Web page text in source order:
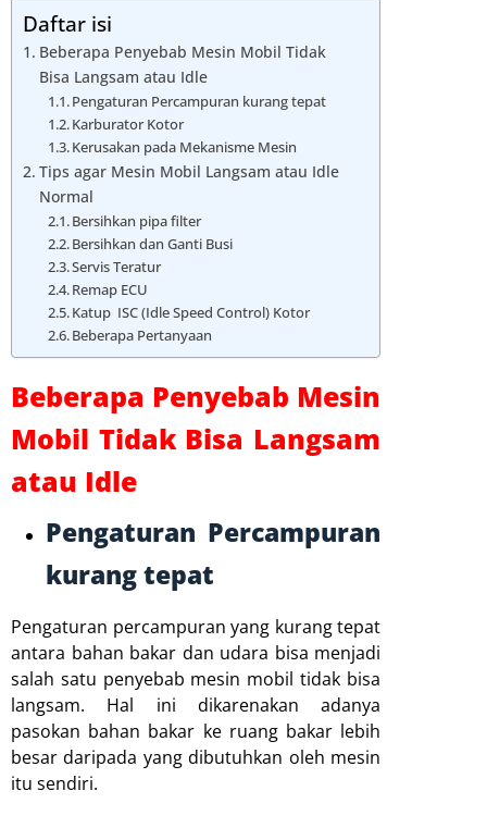
Daftar isi
Beberapa Penyebab Mesin Mobil Tidak
Bisa Langsam atau Idle
Pengaturan Percampuran kurang tepat
Karburator Kotor
Kerusakan pada Mekanisme Mesin
Tips agar Mesin Mobil Langsam atau Idle
Normal
Bersihkan pipa filter
Bersihkan dan Ganti Busi
Servis Teratur
Remap ECU
Katup ISC (Idle Speed Control) Kotor
Beberapa Pertanyaan
Beberapa Penyebab Mesin
Mobil Tidak Bisa Langsam
atau Idle
Pengaturan Percampuran
kurang tepat
Pengaturan percampuran yang kurang tepat
antara bahan bakar dan udara bisa menjadi
salah satu penyebab mesin mobil tidak bisa
langsam. Hal ini dikarenakan adanya
pasokan bahan bakar ke ruang bakar lebih
besar daripada yang dibutuhkan oleh mesin
itu sendiri.